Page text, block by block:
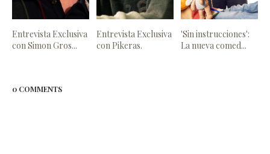
Entrevista Exclusiva
con Simon Gros...
Entrevista Exclusiva
con Pikeras.
'Sin instrucciones':
La nueva comed...
0 COMMENTS